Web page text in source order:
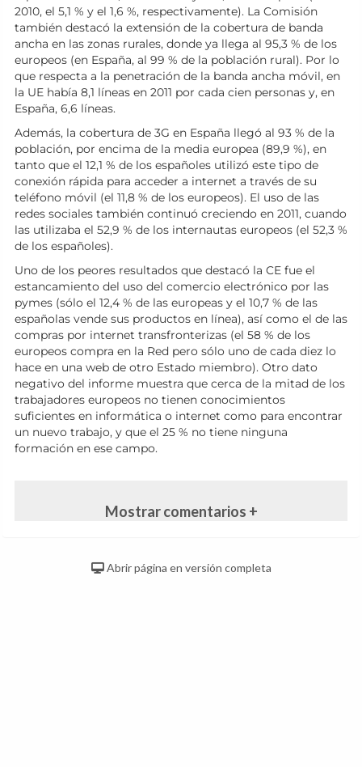
2010, el 5,1 % y el 1,6 %, respectivamente). La Comisión
también destacó la extensión de la cobertura de banda
ancha en las zonas rurales, donde ya llega al 95,3 % de los
europeos (en España, al 99 % de la población rural). Por lo
que respecta a la penetración de la banda ancha móvil, en
la UE había 8,1 líneas en 2011 por cada cien personas y, en
España, 6,6 líneas.
Además, la cobertura de 3G en España llegó al 93 % de la
población, por encima de la media europea (89,9 %), en
tanto que el 12,1 % de los españoles utilizó este tipo de
conexión rápida para acceder a internet a través de su
teléfono móvil (el 11,8 % de los europeos). El uso de las
redes sociales también continuó creciendo en 2011, cuando
las utilizaba el 52,9 % de los internautas europeos (el 52,3 %
de los españoles).
Uno de los peores resultados que destacó la CE fue el
estancamiento del uso del comercio electrónico por las
pymes (sólo el 12,4 % de las europeas y el 10,7 % de las
españolas vende sus productos en línea), así como el de las
compras por internet transfronterizas (el 58 % de los
europeos compra en la Red pero sólo uno de cada diez lo
hace en una web de otro Estado miembro). Otro dato
negativo del informe muestra que cerca de la mitad de los
trabajadores europeos no tienen conocimientos
suficientes en informática o internet como para encontrar
un nuevo trabajo, y que el 25 % no tiene ninguna
formación en ese campo.
Mostrar comentarios +
Abrir página en versión completa